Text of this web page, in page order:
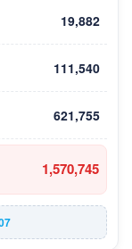
19,882
111,540
621,755
1,570,745